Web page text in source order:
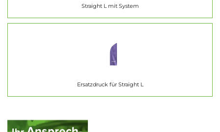
Straight L mit System
Ersatzdruck für Straight L